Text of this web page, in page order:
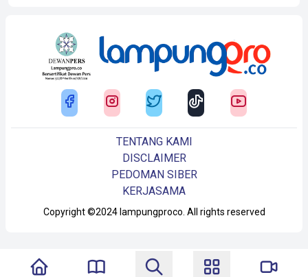
Copyright ©2024 lampungproco. All rights reserved
TENTANG KAMI
DISCLAIMER
PEDOMAN SIBER
KERJASAMA